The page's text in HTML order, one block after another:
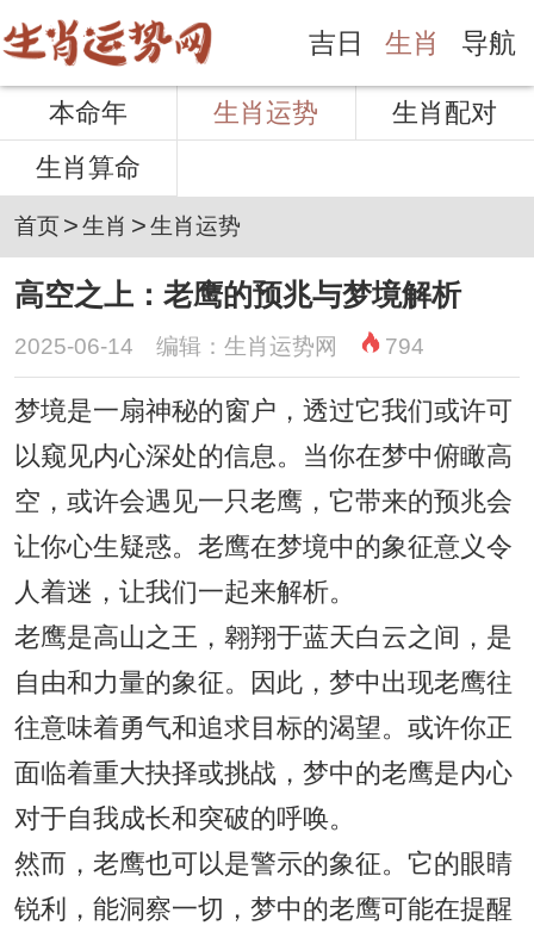
吉日 生肖 导航
本命年 生肖运势
生肖配对
生肖算命
首页>生肖 >生肖运势
高空之上：老鹰的预兆与梦境解析
2025-06-14 编辑：生肖运势网 794
梦境是一扇神秘的窗户，透过它我们或许可
以窥见内心深处的信息。当你在梦中俯瞰高
空，或许会遇见一只老鹰，它带来的预兆会
让你心生疑惑。老鹰在梦境中的象征意义令
人着迷，让我们一起来解析。
老鹰是高山之王，翱翔于蓝天白云之间，是
自由和力量的象征。因此，梦中出现老鹰往
往意味着勇气和追求目标的渴望。或许你正
面临着重大抉择或挑战，梦中的老鹰是内心
对于自我成长和突破的呼唤。
然而，老鹰也可以是警示的象征。它的眼睛
锐利，能洞察一切，梦中的老鹰可能在提醒